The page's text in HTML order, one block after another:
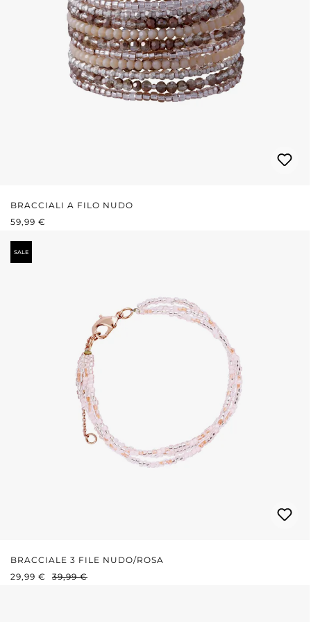
BRACCIALI A FILO NUDO
PREZZO NORMALE:
59,99 €
SALE
BRACCIALE 3 FILE NUDO/ROSA
PREZZO DI VENDITA:
29,99 € PREZZO NORMALE:
39,99 €